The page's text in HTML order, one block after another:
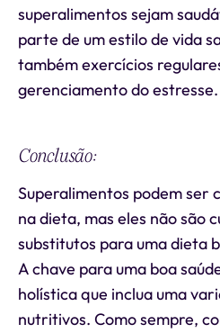
superalimentos sejam
parte de um estilo de vida
também exercícios
gerenciamento do estresse.
Conclusão:
Superalimentos podem ser
na dieta, mas eles não são
substitutos para uma dieta
A chave para uma boa
holística que inclua uma
nutritivos. Como sempre,